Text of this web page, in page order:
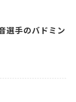
選手のバドミン